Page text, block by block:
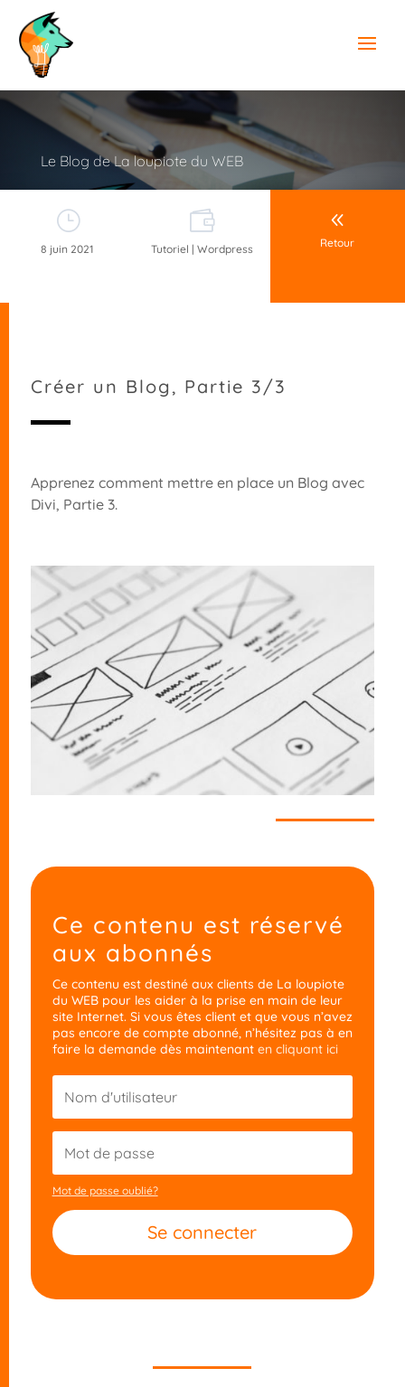
Le Blog de La loupiote du WEB
}
8 juin 2021

Tutoriel | Wordpress
8
Retour
Créer un Blog, Partie 3/3
Apprenez comment mettre en place un Blog avec
Divi, Partie 3.
Ce contenu est réservé
aux abonnés
Ce contenu est destiné aux clients de La loupiote
du WEB pour les aider à la prise en main de leur
site Internet. Si vous êtes client et que vous n’avez
pas encore de compte abonné, n’hésitez pas à en
faire la demande dès maintenant en cliquant ici
Mot de passe oublié?
Se connecter